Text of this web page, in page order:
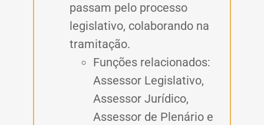
passam pelo processo
legislativo, colaborando na
tramitação.
Funções relacionados:
Assessor Legislativo,
Assessor Jurídico,
Assessor de Plenário e